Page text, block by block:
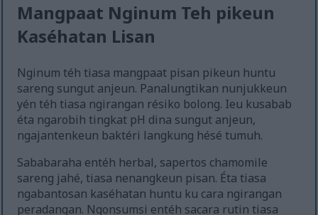
Mangpaat Nginum Teh pikeun
Kaséhatan Lisan
Nginum téh tiasa mangpaat pisan pikeun huntu
sareng sungut anjeun. Panalungtikan nunjukkeun
yén téh tiasa ngirangan résiko bolong. Ieu kusabab
éta ngarobih tingkat pH dina sungut anjeun,
ngajantenkeun baktéri langkung hésé tumuh.
Sababaraha entéh herbal, sapertos chamomile
sareng jahé, tiasa nenangkeun pisan. Éta tiasa
ngabantosan kaséhatan huntu ku cara ngirangan
peradangan. Ngonsumsi entéh sacara rutin tiasa